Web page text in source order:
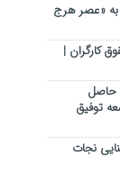
«عصر هرج
کارگران |
حاصل
توفیق
نجات